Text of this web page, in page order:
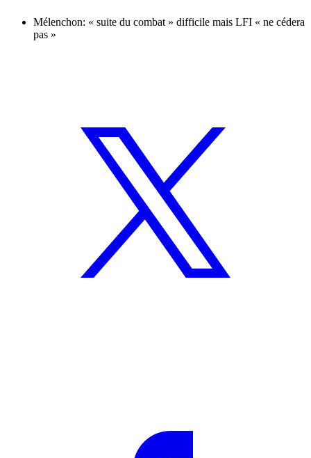
Mélenchon: « suite du combat » difficile mais LFI « ne cédera
pas »